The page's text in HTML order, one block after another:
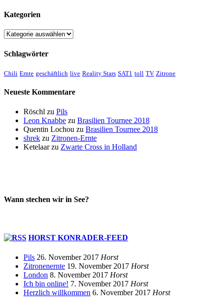
Kategorien
Kategorien
Schlagwörter
Chili Ernte geschäftlich live Reality Stars SAT1 toll TV Zitrone
Neueste Kommentare
Röschl zu Pils
Leon Knabbe zu Brasilien Tournee 2018
Quentin Lochou zu Brasilien Tournee 2018
shrek zu Zitronen-Ernte
Ketelaarzu Zwarte Cross in Holland
Wann stechen wir in See?
HORST KONRADER-FEED
Pils 26. November 2017 Horst
Zitronenernte 19. November 2017 Horst
London 8. November 2017 Horst
Ich bin online! 7. November 2017 Horst
Herzlich willkommen 6. November 2017 Horst